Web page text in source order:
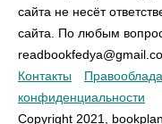
сайта не несёт
сайта. По любым
Контакты
конфиденциальности
Copyright 2021,